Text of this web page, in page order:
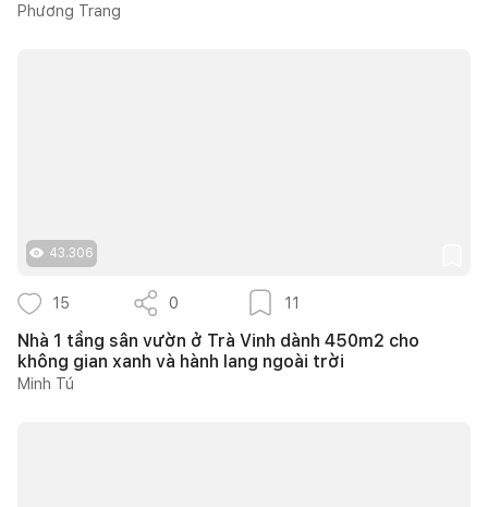
Phương Trang
43.306
15 0 11
Nhà 1 tầng sân vườn ở Trà Vinh dành 450m2 cho
không gian xanh và hành lang ngoài trời
Minh Tú